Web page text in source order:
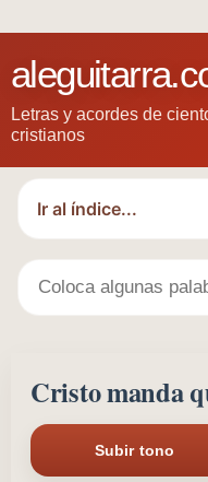
Letras y acordes de
cristianos
Cristo manda
Subir tono